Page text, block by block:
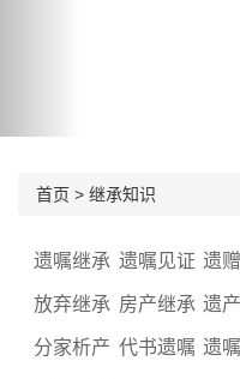
首页 > 继承知识
遗嘱继承 遗嘱见证 遗
放弃继承 房产继承 遗
分家析产 代书遗嘱 遗